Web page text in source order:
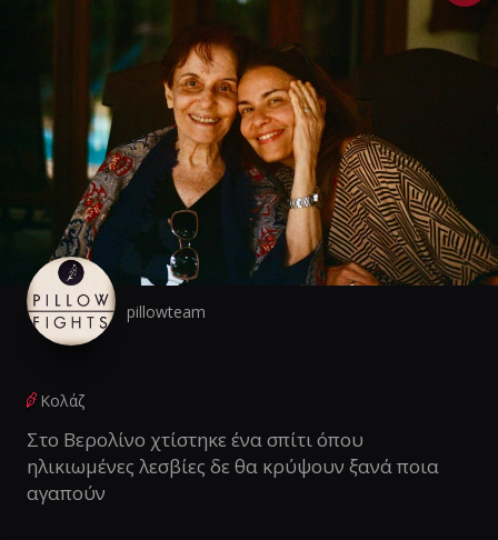
pillowteam
Κολάζ
Στο Βερολίνο χτίστηκε ένα σπίτι όπου
ηλικιωμένες λεσβίες δε θα κρύψουν ξανά ποια
αγαπούν